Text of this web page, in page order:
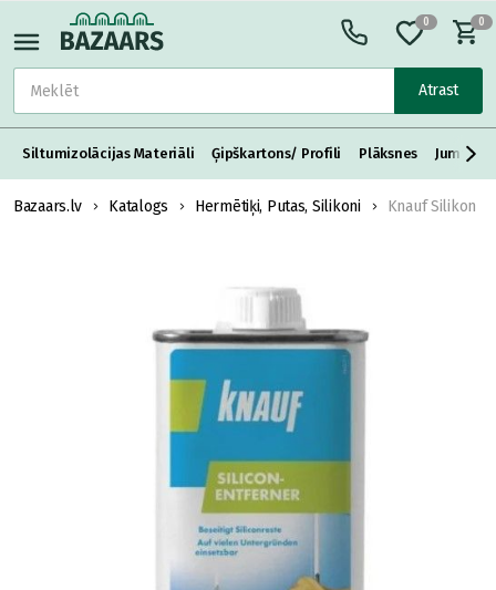
Atrast
0 0
Siltumizolācijas Materiāli Ģipškartons/ Profili Plāksnes Jumta
Bazaars.lv Katalogs Hermētiķi, Putas, Silikoni Knauf Silikon